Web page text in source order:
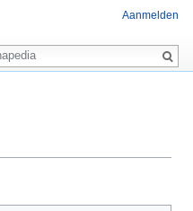
Aanmelden